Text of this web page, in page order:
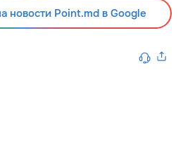
новости Point.md в Google